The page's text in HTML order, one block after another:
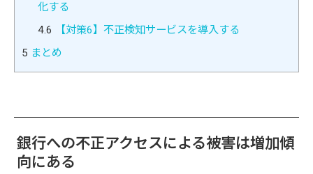
化する
4.6 【対策6】不正検知サービスを導入する
5 まとめ
銀行への不正アクセスによる被害は増加傾
向にある